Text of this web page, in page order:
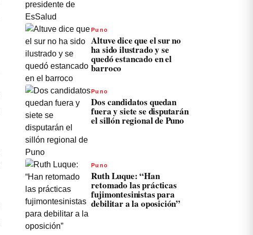
Puno
Altuve dice que el sur no
ha sido ilustrado y se
quedó estancado en el
barroco
Puno
Dos candidatos quedan
fuera y siete se disputarán
el sillón regional de Puno
Puno
Ruth Luque: “Han
retomado las prácticas
fujimontesinistas para
debilitar a la oposición”